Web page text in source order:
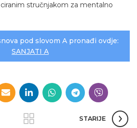
stručnjakom za mentalno
pod slovom A pronađi ovdje:
SANJATI A
STARIJE